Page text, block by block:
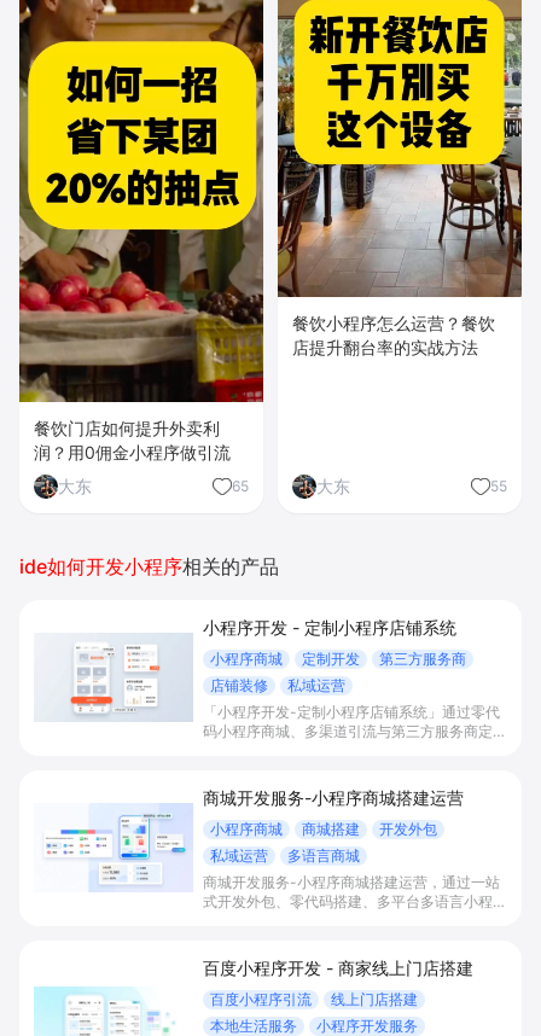
餐饮门店如何提升外卖利
润？用0佣金小程序做引流
大东
65
餐饮小程序怎么运营？餐饮
店提升翻台率的实战方法
大东 55
ide如何开发小程序相关的产品
小程序开发 - 定制小程序店铺系统
小程序商城 定制开发
第三方服务商
店铺装修
私域运营
「小程序开发-定制小程序店铺系统」通过零代
码小程序商城、多渠道引流与第三方服务商定制
私域运营场景，提升获客与复购，实现线上生意
增长。
商城开发服务-小程序商城搭建运营
小程序商城 商城搭建
开发外包
私域运营
多语言商城
商城开发服务-小程序商城搭建运营，通过一站
式开发外包、零代码搭建、多平台多语言小程序
实现低成本获客、提升复购与业绩增长。
百度小程序开发 - 商家线上门店搭建
百度小程序引流
线上门店搭建
本地生活服务
小程序开发服务